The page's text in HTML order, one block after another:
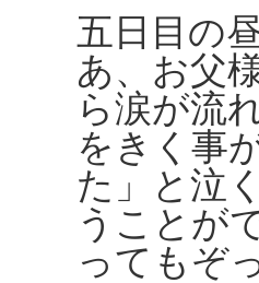
五日目の
あ、お父
ら涙が流
をきく事
た」と泣
うことが
ってもぞ